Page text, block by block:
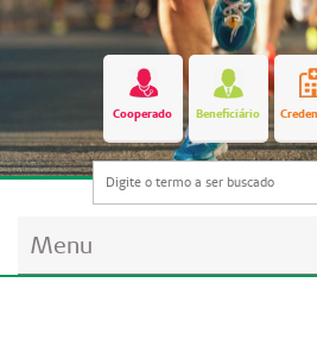
Cooperado Beneficiário
Menu